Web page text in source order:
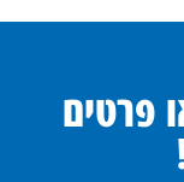
פרטים